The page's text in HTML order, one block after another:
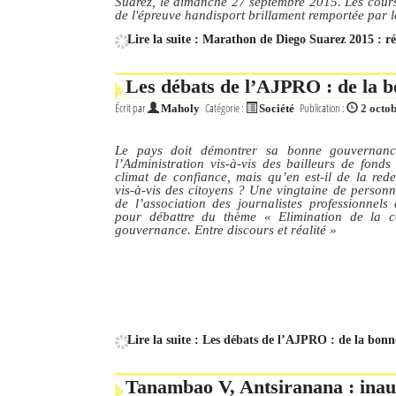
de l'épreuve handisport brillament remportée par
Lire la suite : Marathon de Diego Suarez 2015 :
Les débats de l’AJPRO : de la
Écrit par Maholy Catégorie : Société Publication : 2
Le pays doit démontrer sa bonne
l’Administration vis-à-vis des bailleurs de
climat de confiance, mais qu’en est-il de la
vis-à-vis des citoyens ? Une vingtaine de
de l’association des journalistes professionnels
pour débattre du thème « Elimination de la
gouvernance. Entre discours et réalité »
Lire la suite : Les débats de l’AJPRO : de la
Tanambao V, Antsiranana :